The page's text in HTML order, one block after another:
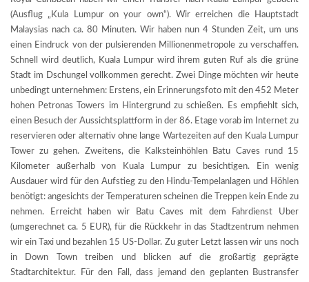
(Ausflug „Kula Lumpur on your own“). Wir erreichen die Hauptstadt
Malaysias nach ca. 80 Minuten. Wir haben nun 4 Stunden Zeit, um uns
einen Eindruck von der pulsierenden Millionenmetropole zu verschaffen.
Schnell wird deutlich, Kuala Lumpur wird ihrem guten Ruf als die grüne
Stadt im Dschungel vollkommen gerecht. Zwei Dinge möchten wir heute
unbedingt unternehmen: Erstens, ein Erinnerungsfoto mit den 452 Meter
hohen Petronas Towers im Hintergrund zu schießen. Es empfiehlt sich,
einen Besuch der Aussichtsplattform in der 86. Etage vorab im Internet zu
reservieren oder alternativ ohne lange Wartezeiten auf den Kuala Lumpur
Tower zu gehen. Zweitens, die Kalksteinhöhlen Batu Caves rund 15
Kilometer außerhalb von Kuala Lumpur zu besichtigen. Ein wenig
Ausdauer wird für den Aufstieg zu den Hindu-Tempelanlagen und Höhlen
benötigt: angesichts der Temperaturen scheinen die Treppen kein Ende zu
nehmen. Erreicht haben wir Batu Caves mit dem Fahrdienst Uber
(umgerechnet ca. 5 EUR), für die Rückkehr in das Stadtzentrum nehmen
wir ein Taxi und bezahlen 15 US-Dollar. Zu guter Letzt lassen wir uns noch
in Down Town treiben und blicken auf die großartig geprägte
Stadtarchitektur. Für den Fall, dass jemand den geplanten Bustransfer